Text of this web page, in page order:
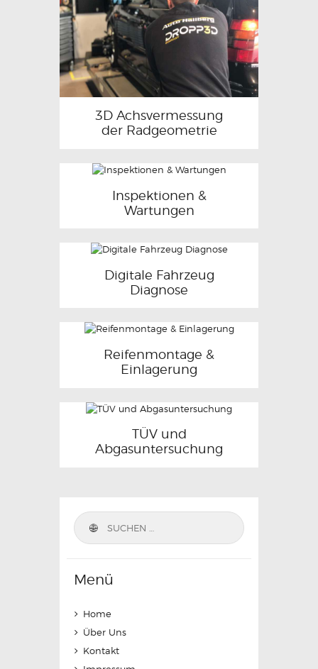
3D Achsvermessung
der Radgeometrie
Inspektionen &
Wartungen
Digitale Fahrzeug
Diagnose
Reifenmontage &
Einlagerung
TÜV und
Abgasuntersuchung
Suchen
nach:
Menü
Home
Über Uns
Kontakt